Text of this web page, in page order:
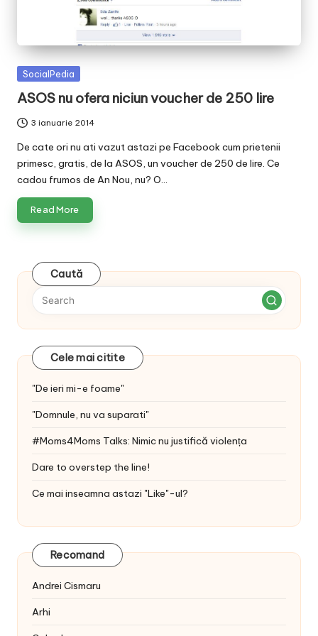
c
O
nl
in
e
Posted
SocialPedia
ASOS nu ofera niciun voucher de 250 lire
3 ianuarie 2014
De cate ori nu ati vazut astazi pe Facebook cum prietenii
primesc, gratis, de la ASOS, un voucher de 250 de lire. Ce
cadou frumos de An Nou, nu? O…
Read More
Caută
Cele mai citite
"De ieri mi-e foame"
"Domnule, nu va suparati"
#Moms4Moms Talks: Nimic nu justifică violența
Dare to overstep the line!
Ce mai inseamna astazi "Like"-ul?
Recomand
Andrei Cismaru
Arhi